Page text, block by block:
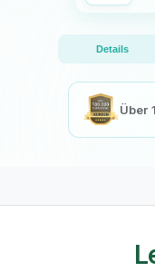
Details
Über